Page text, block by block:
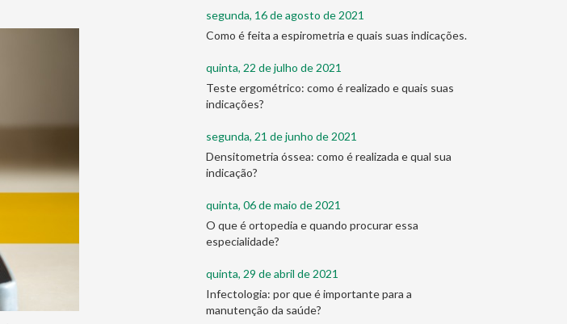
segunda, 16 de agosto de 2021
Como é feita a espirometria e quais suas indicações.
quinta, 22 de julho de 2021
Teste ergométrico: como é realizado e quais suas
indicações?
segunda, 21 de junho de 2021
Densitometria óssea: como é realizada e qual sua
indicação?
quinta, 06 de maio de 2021
O que é ortopedia e quando procurar essa
especialidade?
quinta, 29 de abril de 2021
Infectologia: por que é importante para a
manutenção da saúde?